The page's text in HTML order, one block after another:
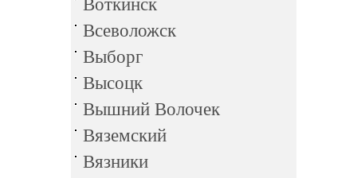
Воткинск
Всеволожск
Выборг
Высоцк
Вышний Волочек
Вяземский
Вязники